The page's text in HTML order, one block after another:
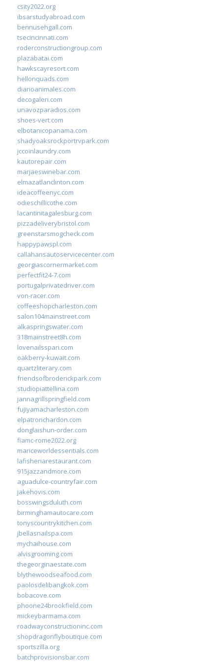
csity2022.org
ibsarstudyabroad.com
bennusehgall.com
tsecincinnati.com
roderconstructiongroup.com
plazabatai.com
hawkscayresort.com
hellonquads.com
diarioanimales.com
decogaleri.com
unavozparadios.com
shoes-vert.com
elbotanicopanama.com
shadyoaksrockportrvpark.com
jccoinlaundry.com
kautorepair.com
marjaeswinebar.com
elmazatlanclinton.com
ideacoffeenyc.com
odieschillicothe.com
lacantinitagalesburg.com
pizzadeliverybristol.com
greenstarsmogcheck.com
happypawspl.com
callahansautoservicecenter.com
georgiascornermarket.com
perfectfit24-7.com
portugalprivatedriver.com
von-racer.com
coffeeshopcharleston.com
salon104mainstreet.com
alkaspringswater.com
318mainstreet8h.com
lovenailsspari.com
oakberry-kuwait.com
quartzliterary.com
friendsofbroderickpark.com
studiopiattellina.com
jannagrillspringfield.com
fujiyamacharleston.com
elpatronchardon.com
donglaishun-order.com
fiamc-rome2022.org
mariceworldessentials.com
lafisheriarestaurant.com
915jazzandmore.com
aguadulce-countryfair.com
jakehovis.com
bosswingsduluth.com
birminghamautocare.com
tonyscountrykitchen.com
jbellasnailspa.com
mychaihouse.com
alvisgrooming.com
thegeorginaestate.com
blythewoodseafood.com
paolosdelibangkok.com
bobacove.com
phoone24brookfield.com
mickeybarmama.com
roadwayconstructioninc.com
shopdragonflyboutique.com
sportszilla.org
batchprovisionsbar.com